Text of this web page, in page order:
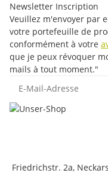
Newsletter Inscription
Veuillez m'envoyer par
votre portefeuille de
conformément à votre
que je peux révoquer
mails à tout moment."
Friedrichstr. 2a,